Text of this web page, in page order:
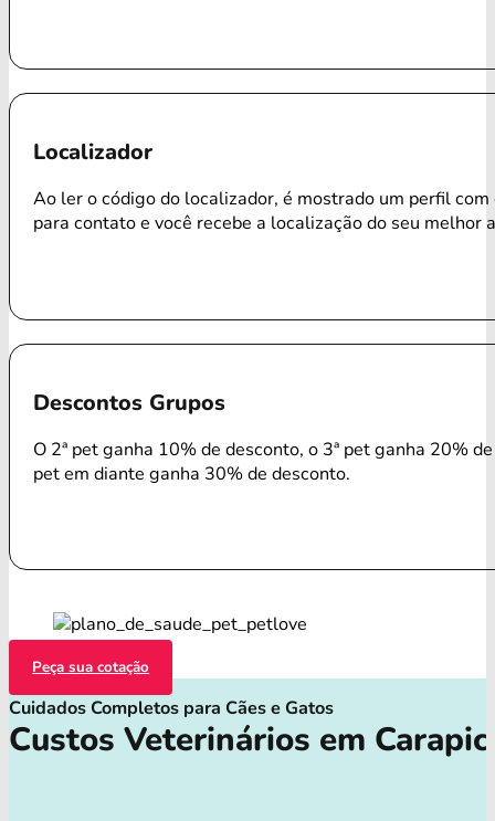
Localizador
Ao ler o código do localizador, é mostrado um perfil com
para contato e você recebe a localização do seu melhor
Descontos Grupos
O 2ª pet ganha 10% de desconto, o 3ª pet ganha 20%
pet em diante ganha 30% de desconto.
Peça sua cotação
Cuidados Completos para Cães e Gatos
Custos Veterinários em